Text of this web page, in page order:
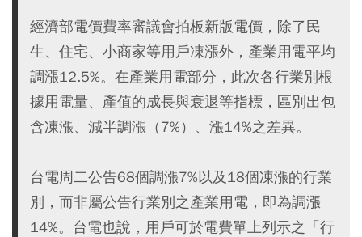
經濟部電價費率審議會拍板新版電價，除了民
生、住宅、小商家等用戶凍漲外，產業用電平均
調漲12.5%。在產業用電部分，此次各行業別根
據用電量、產值的成長與衰退等指標，區別出包
含凍漲、減半調漲（7%）、漲14%之差異。
台電周二公告68個調漲7%以及18個凍漲的行業
別，而非屬公告行業別之產業用電，即為調漲
14%。台電也說，用戶可於電費單上列示之「行